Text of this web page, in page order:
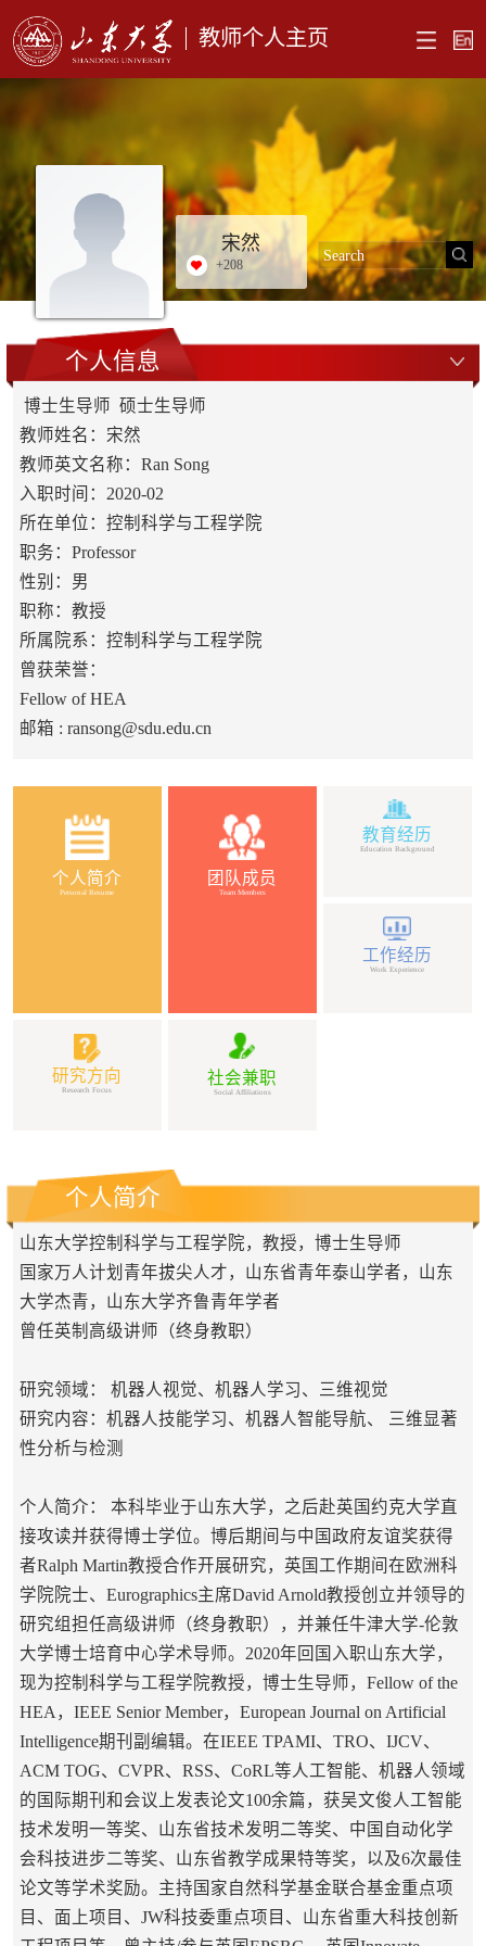
教师个人主页
宋然
+208
个人信息
博士生导师 硕士生导师
教师姓名：宋然
教师英文名称：Ran Song
入职时间：2020-02
所在单位：控制科学与工程学院
职务：Professor
性别：男
职称：教授
所属院系：控制科学与工程学院
曾获荣誉：
Fellow of HEA
邮箱 : ransong@sdu.edu.cn
个人简介
Personal Resume
团队成员
Team Members
教育经历
Education Background
工作经历
Work Experience
研究方向
Research Focus
社会兼职
Social Affiliations
个人简介
山东大学控制科学与工程学院，教授，博士生导师
国家万人计划青年拔尖人才，山东省青年泰山学者，山东
大学杰青，山东大学齐鲁青年学者
曾任英制高级讲师（终身教职）
研究领域： 机器人视觉、机器人学习、三维视觉
研究内容： 机器人技能学习、 机器人智能导航、
三维显著
性分析与检测
个人简介： 本科毕业于山东大学，之后赴英国约克大学直
接攻读并获得博士学位。博后期间与中国政府友谊奖获得
者Ralph Martin教授合作开展研究，英国工作期间在欧洲科
学院院士、Eurographics主席David Arnold教授创立并领导的
研究组担任高级讲师（终身教职），并兼任牛津大学-伦敦
大学博士培育中心学术导师。2020年回国入职山东大学，
现为控制科学与工程学院教授，博士生导师，Fellow of the
HEA，IEEE Senior Member，European Journal on Artificial
Intelligence期刊副编辑。在IEEE TPAMI、TRO、IJCV、
ACM TOG、CVPR、RSS、CoRL等人工智能、机器人领域
的国际期刊和会议上发表论文100余篇，获吴文俊人工智能
技术发明一等奖、山东省技术发明二等奖、中国自动化学
会科技进步二等奖、山东省教学成果特等奖，以及6次最佳
论文等学术奖励。主持国家自然科学基金联合基金重点项
目、面上项目、JW科技委重点项目、山东省重大科技创新